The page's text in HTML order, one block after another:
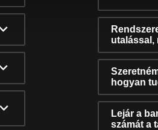
utalással,
hogyan
Lejár a
számát a